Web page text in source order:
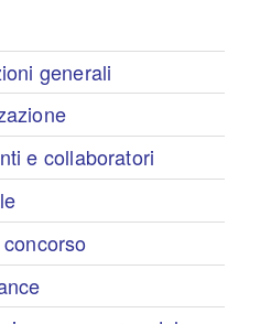
generali
e collaboratori